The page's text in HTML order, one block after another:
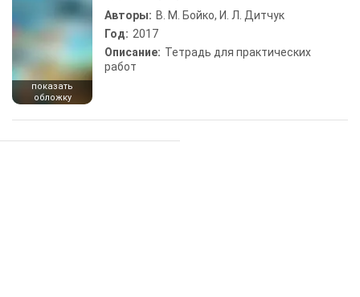
показать
обложку
Авторы: В. М. Бойко, И. Л. Дитчук
Год: 2017
Описание: Тетрадь для практических
работ